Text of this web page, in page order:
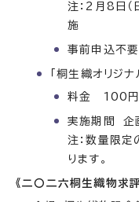
注：2月8日
施
事前申込不要
「桐生織オリジナ
料金 100円
実施期間 企
注：数量限定
ります。
《二〇二六桐生織物求評